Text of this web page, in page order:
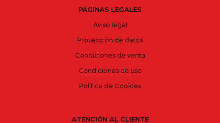
PÁGINAS LEGALES
Aviso legal
Protección de datos
Condiciones de venta
Condiciones de uso
Política de Cookies
ATENCIÓN AL CLIENTE